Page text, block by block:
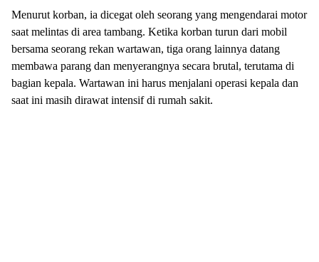
Menurut korban, ia dicegat oleh seorang yang mengendarai motor
saat melintas di area tambang. Ketika korban turun dari mobil
bersama seorang rekan wartawan, tiga orang lainnya datang
membawa parang dan menyerangnya secara brutal, terutama di
bagian kepala. Wartawan ini harus menjalani operasi kepala dan
saat ini masih dirawat intensif di rumah sakit.